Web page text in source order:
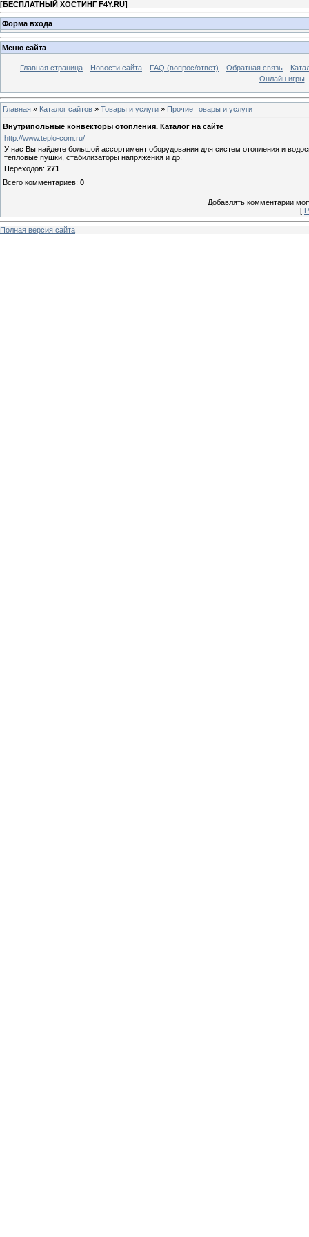
[БЕСПЛАТНЫЙ ХОСТИНГ F4Y.RU]
Форма входа
Меню сайта
Главная страница Новости сайта FAQ (вопрос/ответ) Обратная связь
Онлайн игры
Главная » Каталог сайтов » Товары и услуги » Прочие товары и услуги
Внутрипольные конвекторы отопления. Каталог на сайте
http://www.teplo-com.ru/
У нас Вы найдете большой ассортимент оборудования для систем отопления и
тепловые пушки, стабилизаторы напряжения и др.
Переходов: 271
Всего комментариев: 0
Добавлять комментарии
[
Полная версия сайта